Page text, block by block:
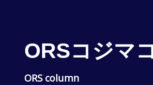
ORSコジマ
ORS column